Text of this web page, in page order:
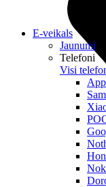
E-veikals
Jaunumi
Telefoni
Visi